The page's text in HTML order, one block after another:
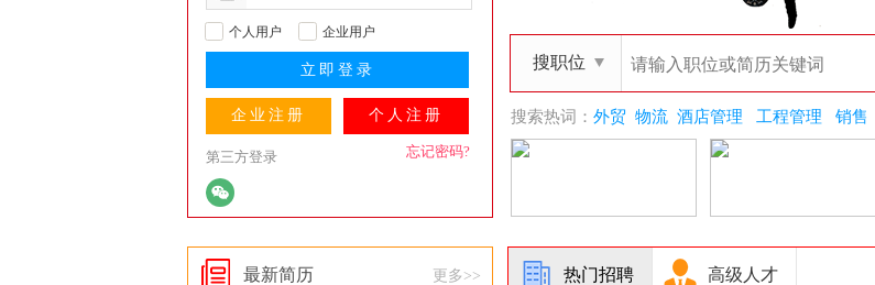
个人用户 企业用户
企业注册 个人注册
第三方登录 忘记密码?
搜职位
搜索热词： 外贸 物流 酒店管理 工程管理 销售
最新简历 更多>> 热门招聘 高级人才